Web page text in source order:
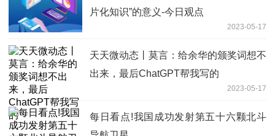
片化知识”的意义-今日观点
2023-05-17
天天微动态丨莫言：给余华的颁奖词想不
出来，最后ChatGPT帮我写的
2023-05-17
每日看点!我国成功发射第五十六颗北斗